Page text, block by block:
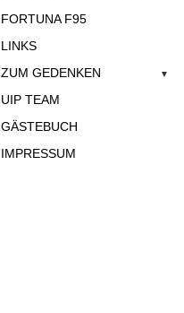
FORTUNA F95
LINKS
ZUM GEDENKEN
▼
UIP TEAM
GÄSTEBUCH
IMPRESSUM